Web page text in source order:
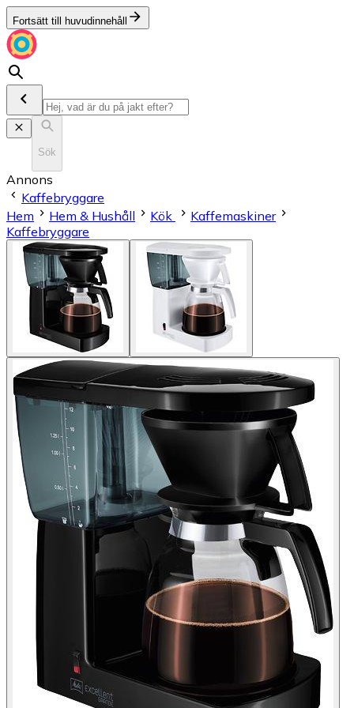
Fortsätt till huvudinnehåll
Sök
Annons
Kaffebryggare
Hem
Hem & Hushåll Kök
Kaffemaskiner
Kaffebryggare